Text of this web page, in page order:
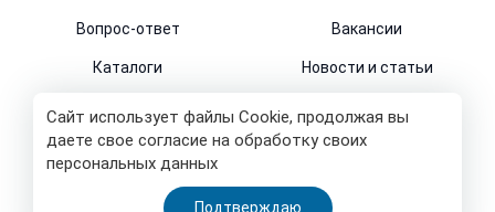
Сайт использует файлы Cookie, продолжая вы
даете свое согласие на обработку своих
персональных данных
Подтверждаю
Вопрос-ответ Вакансии
Каталоги Новости и статьи
© 2011-2026